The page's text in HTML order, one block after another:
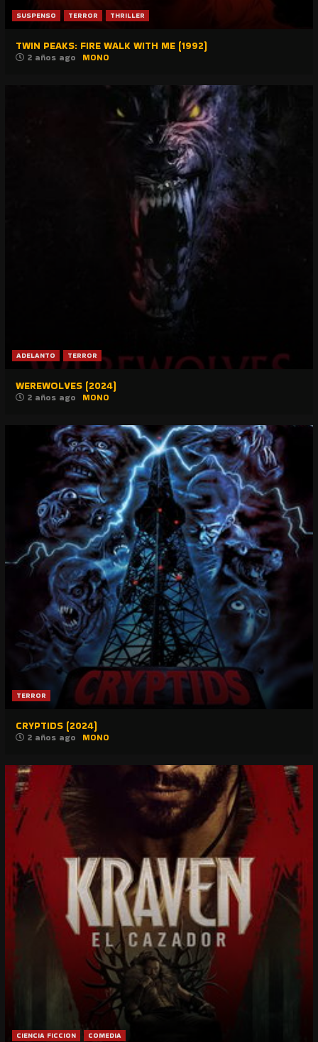
SUSPENSO TERROR THRILLER
TWIN PEAKS: FIRE WALK WITH ME (1992)
2 años ago MONO
ADELANTO TERROR
WEREWOLVES (2024)
2 años ago MONO
TERROR
CRYPTIDS (2024)
2 años ago MONO
CIENCIA FICCION COMEDIA